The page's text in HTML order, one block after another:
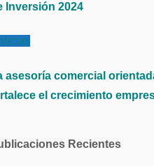
Inversión 2024
asesoría comercial
el crecimiento
Recientes